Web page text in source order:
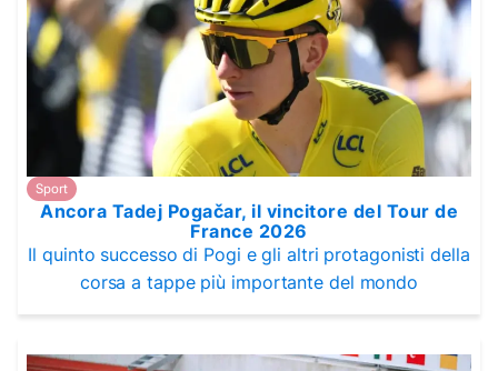
Sport
Ancora Tadej Pogačar, il vincitore del Tour de
France 2026
Il quinto successo di Pogi e gli altri protagonisti della
corsa a tappe più importante del mondo